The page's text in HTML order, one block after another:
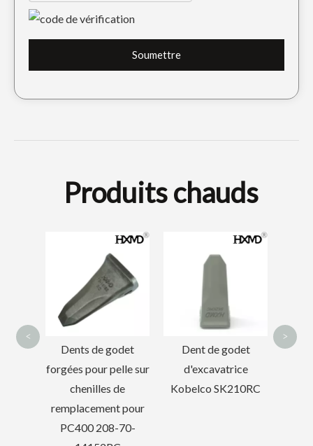
Soumettre
Produits chauds
Dent de godet
d'excavatrice
Kobelco SK210RC
D7D D7G Pignon
avant
< >